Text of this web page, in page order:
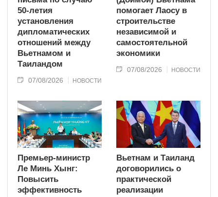
50-летия
установления
дипломатических
отношений между
Вьетнамом и
Таиландом
07/08/2026 НОВОСТИ
помогает Лаосу в
строительстве
независимой и
самостоятельной
экономики
07/08/2026 НОВОСТИ
Премьер-министр
Ле Минь Хынг:
Повысить
эффективность
Вьетнам и Таиланд
договорились о
практической
реализации